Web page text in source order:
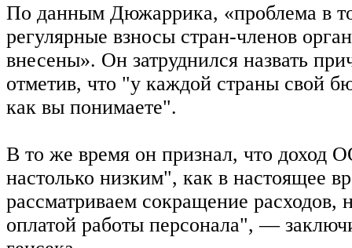
По данным Дюжаррика, «проблема в
регулярные взносы стран-членов
внесены». Он затруднился назвать
отметив, что "у каждой страны свой
как вы понимаете".
В то же время он признал, что доход
настолько низким", как в настоящее
рассматриваем сокращение расходов,
оплатой работы персонала", —